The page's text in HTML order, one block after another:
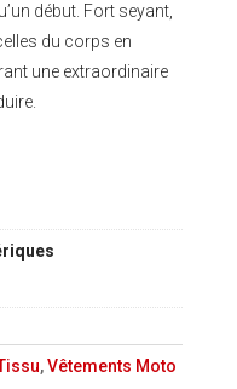
début. Fort seyant,
du corps en
une extraordinaire
,Vêtements Moto